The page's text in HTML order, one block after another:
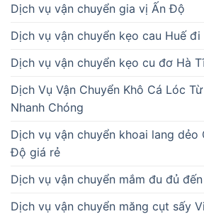
Dịch vụ vận chuyển gia vị Ấn Độ
Dịch vụ vận chuyển kẹo cau Huế
Dịch vụ vận chuyển kẹo cu đơ Hà
Dịch Vụ Vận Chuyển Khô Cá Lóc
Nhanh Chóng
Dịch vụ vận chuyển khoai lang dẻo
Độ giá rẻ
Dịch vụ vận chuyển mắm đu đủ
Dịch vụ vận chuyển măng cụt sấy